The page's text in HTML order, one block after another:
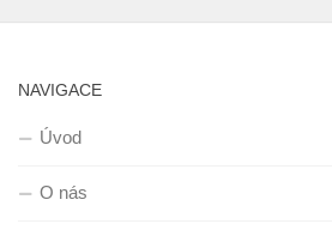
NAVIGACE
Úvod
O nás